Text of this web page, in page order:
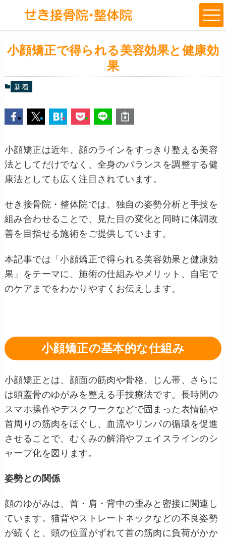
小顔矯正で得られる美容効果と健康効
果
新着
小顔矯正は近年、顔のラインをすっきり整える美容
法としてだけでなく、全身のバランスを調整する健
康法としても広く注目されています。
せき接骨院・整体院では、独自の姿勢分析と手技を
組み合わせることで、見た目の変化と同時に体調改
善を目指せる施術をご提供しています。
本記事では「小顔矯正で得られる美容効果と健康効
果」をテーマに、施術の仕組みやメリット、自宅で
のケアまでをわかりやすくお伝えします。
小顔矯正の基本的な仕組み
小顔矯正とは、顔面の筋肉や骨格、じん帯、さらに
は頭蓋骨のゆがみを整える手技療法です。長時間の
スマホ操作やデスクワークなどで固まった表情筋や
首周りの筋肉をほぐし、血流やリンパの循環を促進
させることで、むくみの解消やフェイスラインのシ
ャープ化を図ります。
姿勢との関係
顔のゆがみは、首・肩・背中の歪みと密接に関連し
ています。猫背やストレートネックなどの不良姿勢
が続くと、頭の位置がずれて首の筋肉に負荷がかか